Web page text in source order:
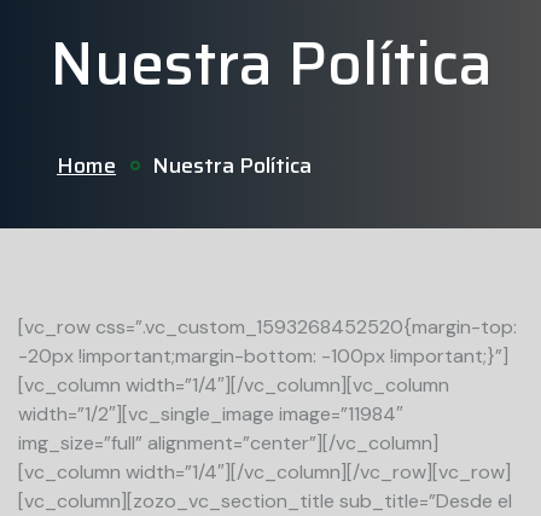
Nuestra Política
Home Nuestra Política
[vc_row css=”.vc_custom_1593268452520{margin-top:
-20px !important;margin-bottom: -100px !important;}”]
[vc_column width=”1/4″][/vc_column][vc_column
width=”1/2″][vc_single_image image=”11984″
img_size=”full” alignment=”center”][/vc_column]
[vc_column width=”1/4″][/vc_column][/vc_row][vc_row]
[vc_column][zozo_vc_section_title sub_title=”Desde el